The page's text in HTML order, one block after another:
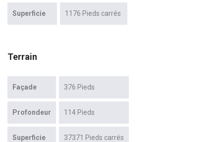
Superficie 1176 Pieds carrés
Terrain
Façade 376 Pieds
Profondeur 114 Pieds
Superficie 37371 Pieds carrés